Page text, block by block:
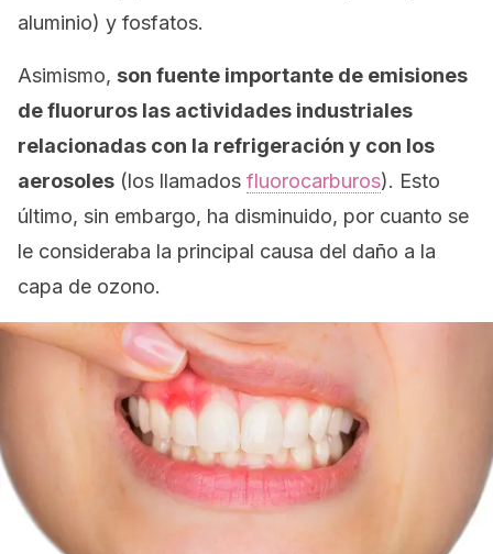
aluminio) y fosfatos.
Asimismo, son fuente importante de emisiones
de fluoruros las actividades industriales
relacionadas con la refrigeración y con los
aerosoles (los llamados fluorocarburos). Esto
último, sin embargo, ha disminuido, por cuanto se
le consideraba la principal causa del daño a la
capa de ozono.